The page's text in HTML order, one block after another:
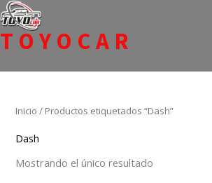
Ir
al
contenido
TOYOCAR
Inicio / Productos etiquetados “Dash”
Dash
Mostrando el único resultado